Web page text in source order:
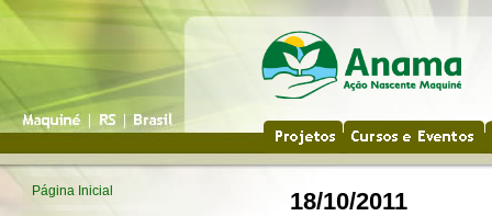
Página Inicial 18/10/2011